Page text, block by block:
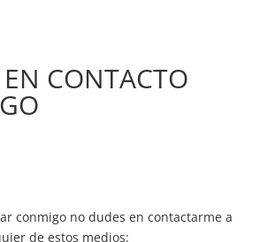
CONTACTO
conmigo no dudes en contactarme a
de estos medios: